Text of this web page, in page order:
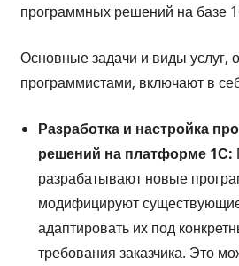
программных решений на базе
Основные задачи и виды услуг,
программистами, включают в
Разработка и настройка
решений на платформе 1С:
разрабатывают новые
модифицируют
адаптировать их под
требования заказчика. Это